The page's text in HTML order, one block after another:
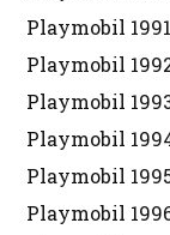
Playmobil 1991
Playmobil
Playmobil
Playmobil
Playmobil
Playmobil